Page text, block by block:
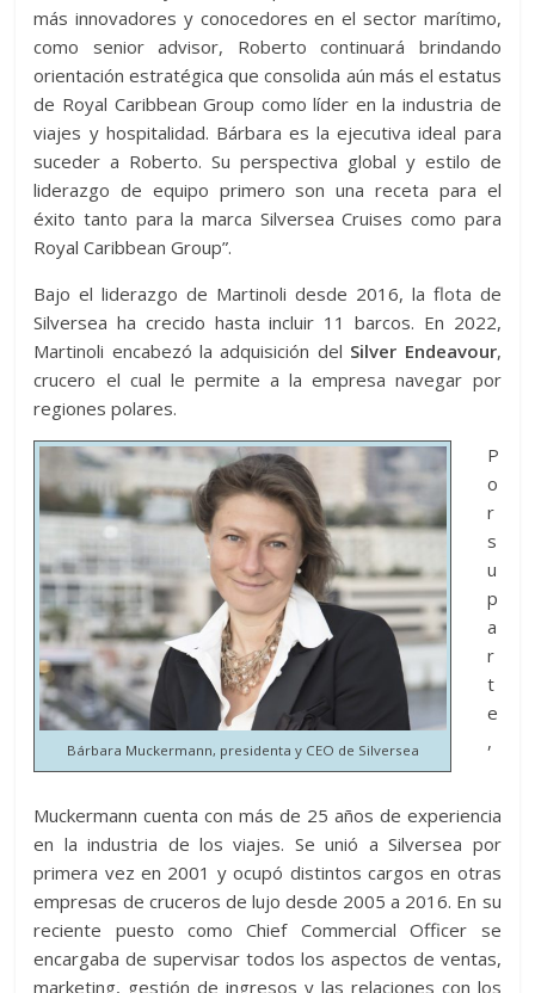
más innovadores y conocedores en el sector marítimo,
como senior advisor, Roberto continuará brindando
orientación estratégica que consolida aún más el estatus
de Royal Caribbean Group como líder en la industria de
viajes y hospitalidad. Bárbara es la ejecutiva ideal para
suceder a Roberto. Su perspectiva global y estilo de
liderazgo de equipo primero son una receta para el
éxito tanto para la marca Silversea Cruises como para
Royal Caribbean Group”.
Bajo el liderazgo de Martinoli desde 2016, la flota de
Silversea ha crecido hasta incluir 11 barcos. En 2022,
Martinoli encabezó la adquisición del Silver Endeavour,
crucero el cual le permite a la empresa navegar por
regiones polares.
Bárbara Muckermann, presidenta y CEO de Silversea
P
o
r
s
u
p
a
r
t
e
,
Muckermann cuenta con más de 25 años de experiencia
en la industria de los viajes. Se unió a Silversea por
primera vez en 2001 y ocupó distintos cargos en otras
empresas de cruceros de lujo desde 2005 a 2016. En su
reciente puesto como Chief Commercial Officer se
encargaba de supervisar todos los aspectos de ventas,
marketing, gestión de ingresos y las relaciones con los